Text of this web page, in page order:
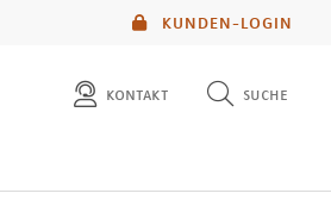
KUNDEN-LOGIN
kontakt suche